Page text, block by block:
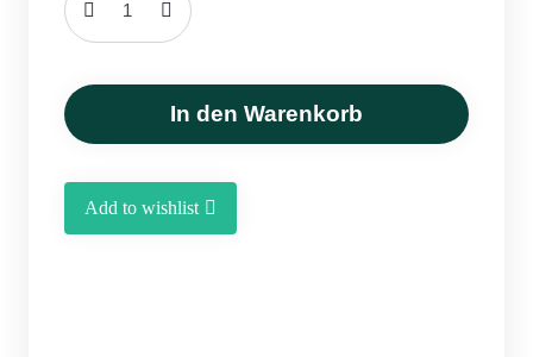
Getrockneter
MengeIn den Warenkorb
Add to wishlist